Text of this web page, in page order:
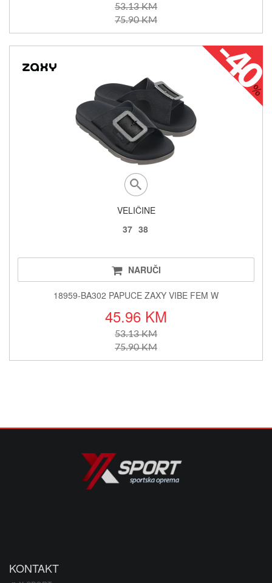
53.13 KM
75.90 KM
VELIČINE
37 38
NARUČI
18959-BA302 PAPUCE ZAXY VIBE FEM W
45.96 KM
53.13 KM
75.90 KM
KONTAKT